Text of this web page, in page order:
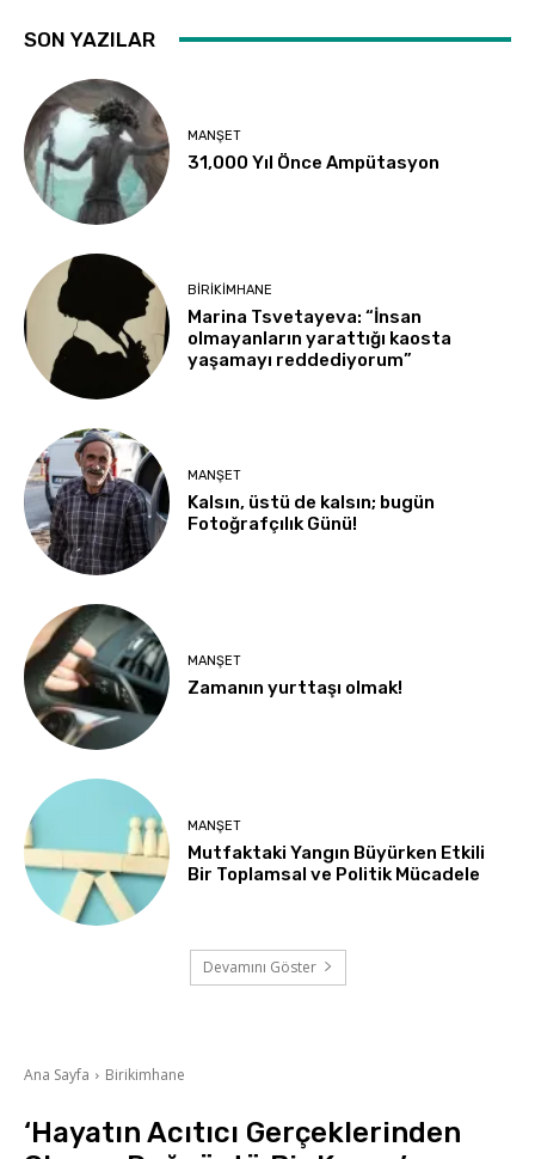
SON YAZILAR
MANŞET
31,000 Yıl Önce Ampütasyon
BIRIKIMHANE
Marina Tsvetayeva: “İnsan
olmayanların yarattığı kaosta
yaşamayı reddediyorum”
MANŞET
Kalsın, üstü de kalsın; bugün
Fotoğrafçılık Günü!
MANŞET
Zamanın yurttaşı olmak!
MANŞET
Mutfaktaki Yangın Büyürken Etkili
Bir Toplamsal ve Politik Mücadele
Devamını Göster